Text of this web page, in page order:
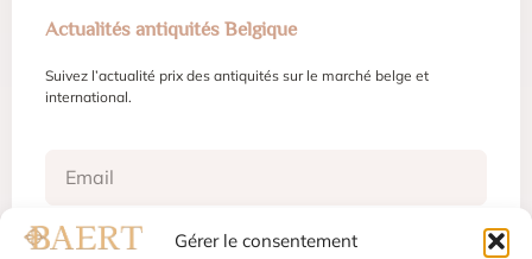
Gérer le consentement
Actualités antiquités Belgique
Suivez l’actualité prix des antiquités sur le marché belge et
international.
S'inscrire